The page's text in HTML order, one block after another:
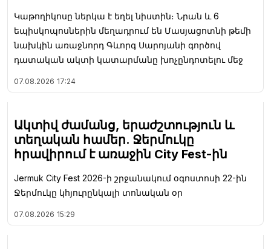
Կաթողիկոսը ներկա է եղել նիստին։ Նրան և 6
եպիսկոպոսներին մեղադրում են Մասյացոտնի թեմի
նախկին առաջնորդ Գևորգ Սարոյանի գործով
դատական ակտի կատարմանը խոչընդոտելու մեջ
07.08.2026 17:24
Ակտիվ ժամանց, երաժշտություն և
տեղական համեր. Ջերմուկը
հրավիրում է առաջին City Fest-ին
Jermuk City Fest 2026-ի շրջանակում օգոստոսի 22-ին
Ջերմուկը կհյուրընկալի տոնական օր
07.08.2026 15:29